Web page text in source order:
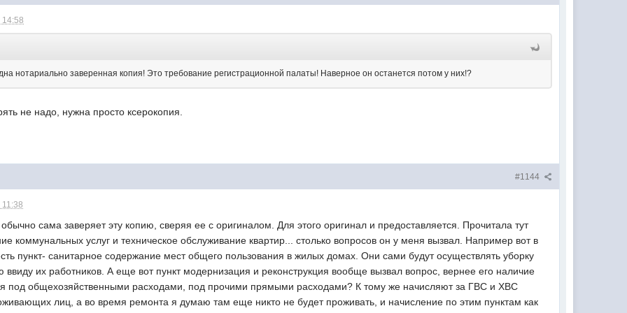
14:58
нотариально заверенная копия! Это требование регистрационной палаты! Наверное он останется потом у них!?
не надо, нужна просто ксерокопия.
#1144
сама заверяет эту копию, сверяя ее с оригиналом. Для этого оригинал и предоставляется. Прочитала тут
коммунальных услуг и техническое обслуживание квартир... столько вопросов он у меня вызвал. Например вот в
пункт- санитарное содержание мест общего пользования в жилых домах. Они сами будут осуществлять уборку
их работников. А еще вот пункт модернизация и реконструкция вообще вызвал вопрос, вернее его наличие
под общехозяйственными расходами, под прочими прямыми расходами? К тому же начисляют за ГВС и ХВС
лиц, а во время ремонта я думаю там еще никто не будет проживать, и начисление по этим пунктам как